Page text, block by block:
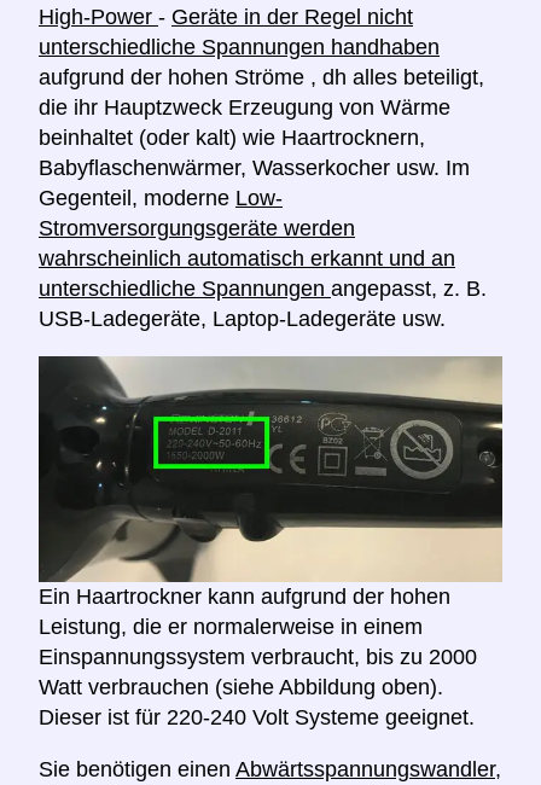
High-Power - Geräte in der Regel nicht
unterschiedliche Spannungen handhaben
aufgrund der hohen Ströme , dh alles beteiligt,
die ihr Hauptzweck Erzeugung von Wärme
beinhaltet (oder kalt) wie Haartrocknern,
Babyflaschenwärmer, Wasserkocher usw. Im
Gegenteil, moderne Low-
Stromversorgungsgeräte werden
wahrscheinlich automatisch erkannt und an
unterschiedliche Spannungen angepasst, z. B.
USB-Ladegeräte, Laptop-Ladegeräte usw.
Ein Haartrockner kann aufgrund der hohen
Leistung, die er normalerweise in einem
Einspannungssystem verbraucht, bis zu 2000
Watt verbrauchen (siehe Abbildung oben).
Dieser ist für 220-240 Volt Systeme geeignet.
Sie benötigen einen Abwärtsspannungswandler,